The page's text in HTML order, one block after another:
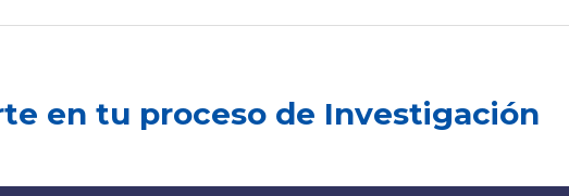
en tu proceso de Investigación